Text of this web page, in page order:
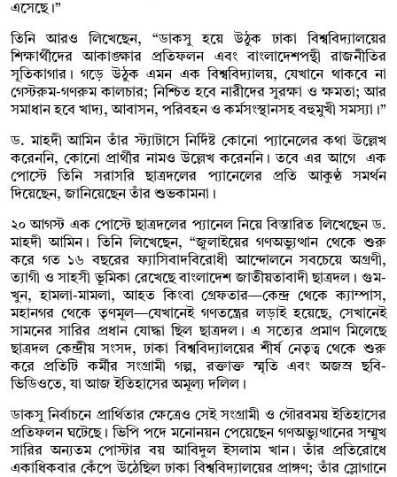
এসেছে।”
তিনি আরও লিখেছেন, “ডাকসু হয়ে উঠুক ঢাকা বিশ্ববিদ্যালয়ের
শিক্ষার্থীদের আকাঙ্ক্ষার প্রতিফলন এবং বাংলাদেশপন্থী রাজনীতির
সূতিকাগার। গড়ে উঠুক এমন এক বিশ্ববিদ্যালয়, যেখানে থাকবে না
গেস্টরুম-গণরুম কালচার; নিশ্চিত হবে নারীদের সুরক্ষা ও ক্ষমতা; আর
সমাধান হবে খাদ্য, আবাসন, পরিবহন ও কর্মসংস্থানসহ বহুমুখী সমস্যা।”
ড. মাহদী আমিন তাঁর স্ট্যাটাসে নির্দিষ্ট কোনো প্যানেলের কথা উল্লেখ
করেননি, কোনো প্রার্থীর নামও উল্লেখ করেননি। তবে এর আগে এক
পোস্টে তিনি সরাসরি ছাত্রদলের প্যানেলের প্রতি আকুণ্ঠ সমর্থন
দিয়েছেন, জানিয়েছেন তাঁর শুভকামনা।
২০ আগস্ট এক পোস্টে ছাত্রদলের প্যানেল নিয়ে বিস্তারিত লিখেছেন ড.
মাহদী আমিন। তিনি লিখেছেন, “জুলাইয়ের গণঅভ্যুত্থান থেকে শুরু
করে গত ১৬ বছরের ফ্যাসিবাদবিরোধী আন্দোলনে সবচেয়ে অগ্রণী,
ত্যাগী ও সাহসী ভূমিকা রেখেছে বাংলাদেশ জাতীয়তাবাদী ছাত্রদল। গুম-
খুন, হামলা-মামলা, আহত কিংবা গ্রেফতার—কেন্দ্র থেকে ক্যাম্পাস,
মহানগর থেকে তৃণমূল—যেখানেই গণতন্ত্রের লড়াই হয়েছে, সেখানেই
সামনের সারির প্রধান যোদ্ধা ছিল ছাত্রদল। এ সত্যের প্রমাণ মিলেছে
ছাত্রদল কেন্দ্রীয় সংসদ, ঢাকা বিশ্ববিদ্যালয়ের শীর্ষ নেতৃত্ব থেকে শুরু
করে প্রতিটি কর্মীর সংগ্রামী গল্প, রক্তাক্ত স্মৃতি এবং অজস্র ছবি-
ভিডিওতে, যা আজ ইতিহাসের অমূল্য দলিল।
ডাকসু নির্বাচনে প্রার্থিতার ক্ষেত্রেও সেই সংগ্রামী ও গৌরবময় ইতিহাসের
প্রতিফলন ঘটেছে। ভিপি পদে মনোনয়ন পেয়েছেন গণঅভ্যুত্থানের সম্মুখ
সারির অন্যতম পোস্টার বয় আবিদুল ইসলাম খান। তাঁর প্রতিরোধে
একাধিকবার কেঁপে উঠেছিল ঢাকা বিশ্ববিদ্যালয়ের প্রাঙ্গণ; তাঁর স্লোগানে